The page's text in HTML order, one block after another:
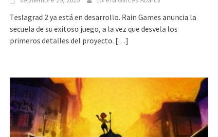
Teslagrad 2 ya está en desarrollo. Rain Games anuncia la
secuela de su exitoso juego, a la vez que desvela los
primeros detalles del proyecto. […]